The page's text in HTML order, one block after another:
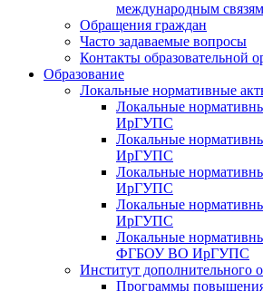
международным связям
Обращения граждан
Часто задаваемые вопросы
Контакты образовательной
Образование
Локальные нормативные
Локальные
ИрГУПС
Локальные
ИрГУПС
Локальные
ИрГУПС
Локальные
ИрГУПС
Локальные
ФГБОУ ВО ИрГУПС
Институт дополнительного
Программы